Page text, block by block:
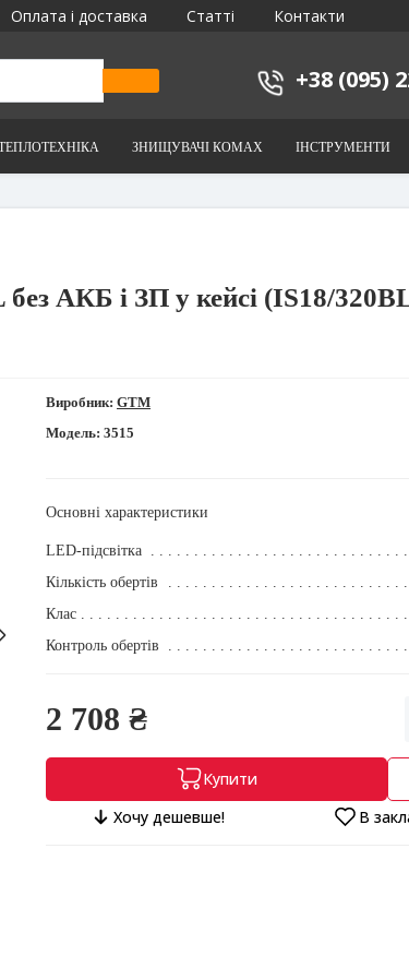
Оплата і доставка Статті Контакти
+38 (095)
ЗНИЩУВАЧІ КОМАХ ІНСТРУМЕНТИ
АКБ і ЗП у кейсі (IS18/
Виробник: GTM
Модель: 3515
Основні характеристики
LED-підсвітка
Кількість обертів
Клас
Контроль обертів
2 708 ₴
Купити
Хочу дешевше! В